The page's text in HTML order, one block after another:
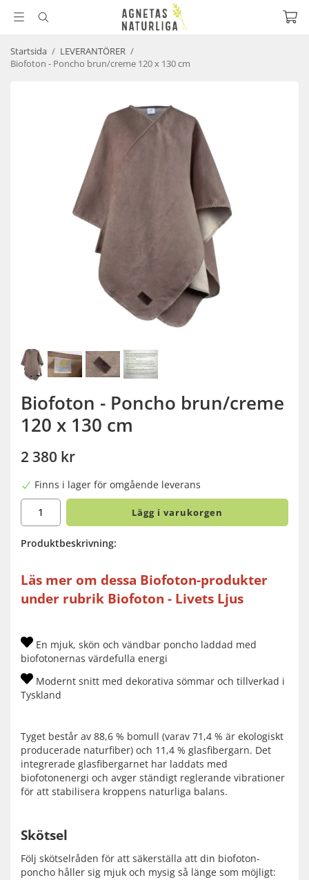
Startsida / LEVERANTÖRER /
Biofoton - Poncho brun/creme 120 x 130 cm
Biofoton - Poncho brun/creme
120 x 130 cm
2 380 kr
Finns i lager för omgående leverans
Lägg i varukorgen
Produktbeskrivning:
Läs mer om dessa Biofoton-produkter
under rubrik Biofoton - Livets Ljus
En mjuk, skön och vändbar poncho laddad med
biofotonernas värdefulla energi
Modernt snitt med dekorativa sömmar och tillverkad i
Tyskland
Tyget består av 88,6 % bomull (varav 71,4 % är ekologiskt
producerade naturfiber) och 11,4 % glasfibergarn. Det
integrerade glasfibergarnet har laddats med
biofotonenergi och avger ständigt reglerande vibrationer
för att stabilisera kroppens naturliga balans.
Skötsel
Följ skötselråden för att säkerställa att din biofoton-
poncho håller sig mjuk och mysig så länge som möjligt: